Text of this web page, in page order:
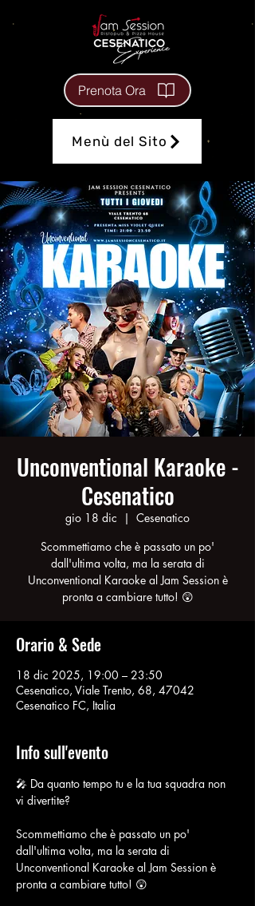
Menù del Sito
Prenota Ora
Unconventional Karaoke -
Cesenatico
gio 18 dic
  |
Cesenatico
Scommettiamo che è passato un po'
dall'ultima volta, ma la serata di
Unconventional Karaoke al Jam Session è
pronta a cambiare tutto! 😲
Orario & Sede
18 dic 2025, 19:00 – 23:50
Cesenatico, Viale Trento, 68, 47042
Cesenatico FC, Italia
Info sull'evento
🎤 Da quanto tempo tu e la tua squadra non
vi divertite?
Scommettiamo che è passato un po'
dall'ultima volta, ma la serata di
Unconventional Karaoke al Jam Session è
pronta a cambiare tutto! 😲